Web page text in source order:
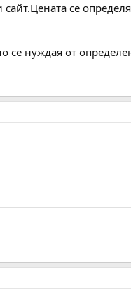
се
се нуждая от